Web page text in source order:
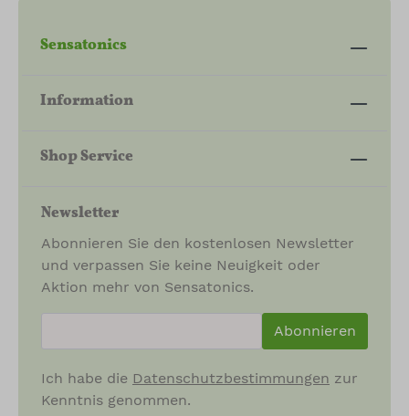
Sensatonics
Information
Shop Service
Newsletter
Abonnieren Sie den kostenlosen Newsletter
und verpassen Sie keine Neuigkeit oder
Aktion mehr von Sensatonics.
Abonnieren
Ich habe die Datenschutzbestimmungen zur
Kenntnis genommen.